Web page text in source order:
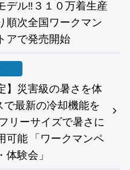
デル‼３１０万着生産
順次全国ワークマン
アで発売開始
】災害級の暑さを体
最新の冷却機能を
リーサイズで暑さに
能 「ワークマンペ
験会」